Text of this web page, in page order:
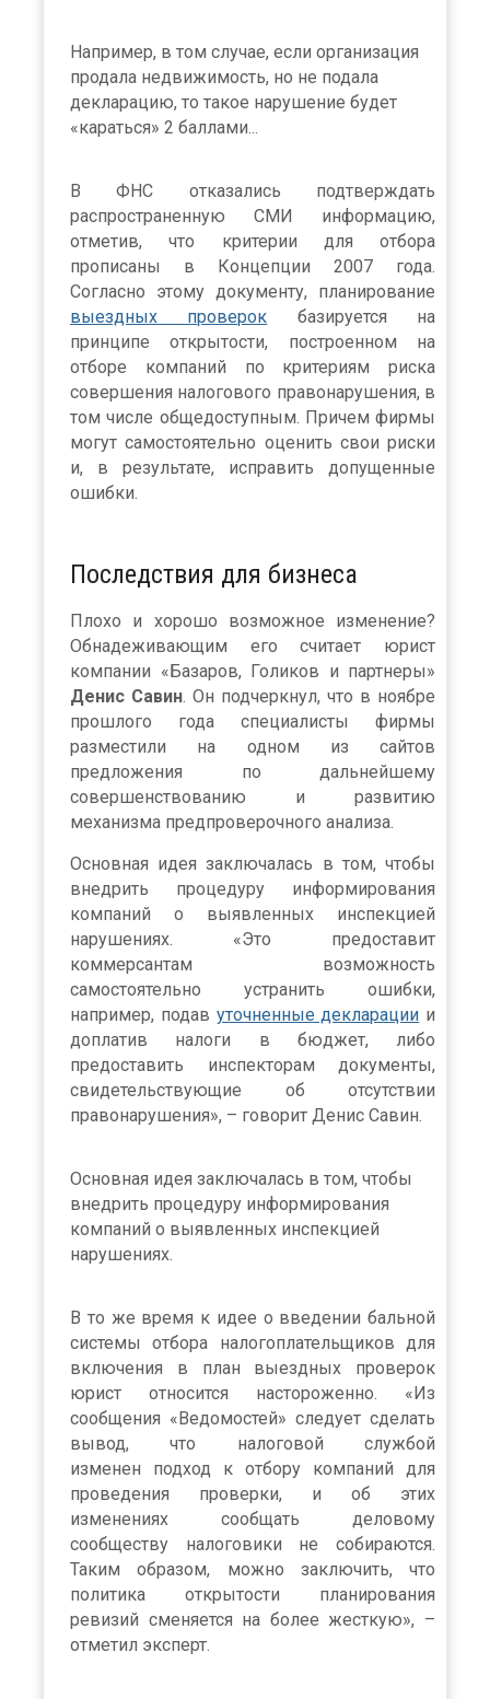
Например, в том случае, если организация
продала недвижимость, но не подала
декларацию, то такое нарушение будет
«караться» 2 баллами...
В ФНС отказались подтверждать
распространенную СМИ информацию,
отметив, что критерии для отбора
прописаны в Концепции 2007 года.
Согласно этому документу, планирование
выездных проверок базируется на
принципе открытости, построенном на
отборе компаний по критериям риска
совершения налогового правонарушения, в
том числе общедоступным. Причем фирмы
могут самостоятельно оценить свои риски
и, в результате, исправить допущенные
ошибки.
Последствия для бизнеса
Плохо и хорошо возможное изменение?
Обнадеживающим его считает юрист
компании «Базаров, Голиков и партнеры»
Денис Савин. Он подчеркнул, что в ноябре
прошлого года специалисты фирмы
разместили на одном из сайтов
предложения по дальнейшему
совершенствованию и развитию
механизма предпроверочного анализа.
Основная идея заключалась в том, чтобы
внедрить процедуру информирования
компаний о выявленных инспекцией
нарушениях. «Это предоставит
коммерсантам возможность
самостоятельно устранить ошибки,
например, подав уточненные декларации и
доплатив налоги в бюджет, либо
предоставить инспекторам документы,
свидетельствующие об отсутствии
правонарушения», – говорит Денис Савин.
Основная идея заключалась в том, чтобы
внедрить процедуру информирования
компаний о выявленных инспекцией
нарушениях.
В то же время к идее о введении бальной
системы отбора налогоплательщиков для
включения в план выездных проверок
юрист относится настороженно. «Из
сообщения «Ведомостей» следует сделать
вывод, что налоговой службой
изменен подход к отбору компаний для
проведения проверки, и об этих
изменениях сообщать деловому
сообществу налоговики не собираются.
Таким образом, можно заключить, что
политика открытости планирования
ревизий сменяется на более жесткую», –
отметил эксперт.